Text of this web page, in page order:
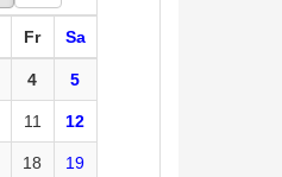
Fr Sa
4 5
11 12
18 19